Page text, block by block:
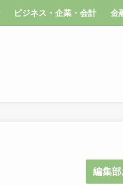
ビジネス・企業・会計 金
編集